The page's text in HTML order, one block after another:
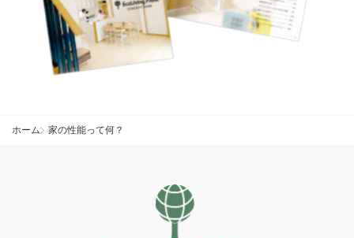
ホーム 家の性能って何？